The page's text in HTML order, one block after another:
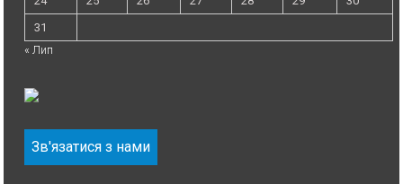
31
« Лип
Зв'язатися з нами